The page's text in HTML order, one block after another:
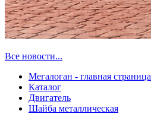
Все новости...
Мегалоган - главная страница
Каталог
Двигатель
Шайба металлическая